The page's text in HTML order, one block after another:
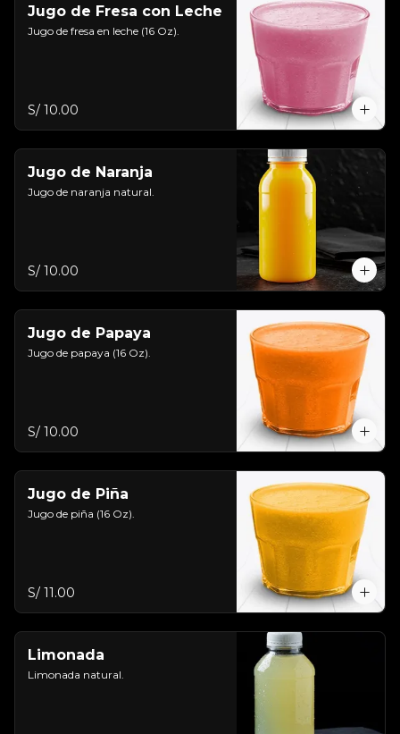
Jugo de Fresa con Leche
Jugo de fresa en leche (16 Oz).
S/ 10.00
Jugo de Naranja
Jugo de naranja natural.
S/ 10.00
Jugo de Papaya
Jugo de papaya (16 Oz).
S/ 10.00
Jugo de Piña
Jugo de piña (16 Oz).
S/ 11.00
Limonada
Limonada natural.